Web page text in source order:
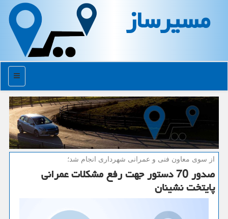
مسیرساز
منو
از سوی معاون فنی و عمرانی شهرداری انجام شد؛
صدور 70 دستور جهت رفع مشكلات عمرانی
پایتخت نشینان